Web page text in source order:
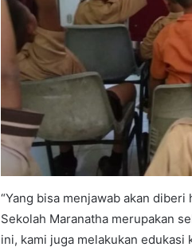
“Yang bisa menjawab akan
Sekolah Maranatha merupakan
ini, kami juga melakukan